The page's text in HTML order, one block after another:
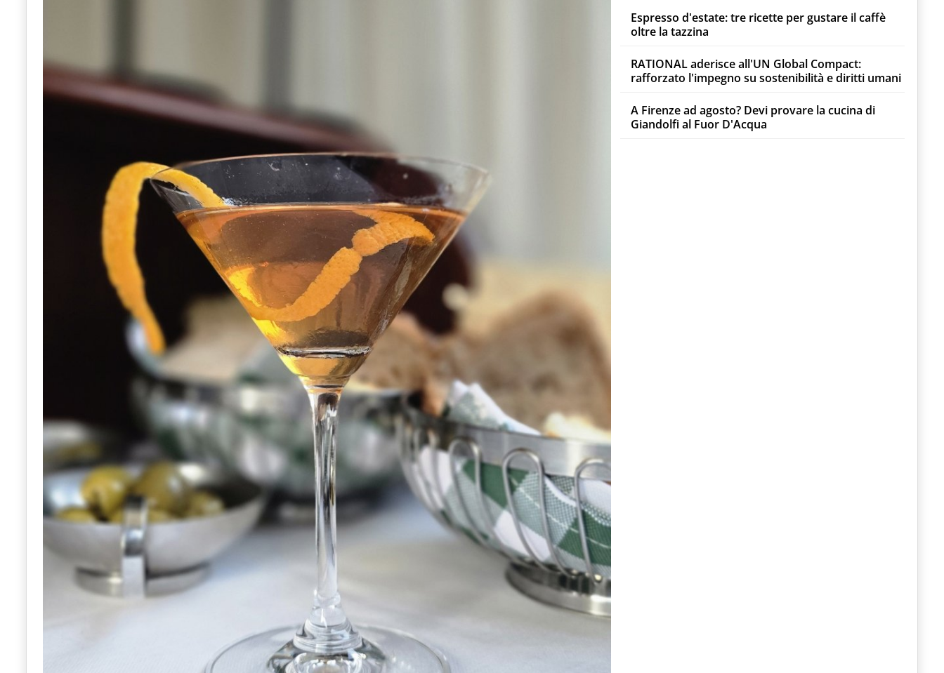
Espresso d'estate: tre ricette per gustare il caffè
oltre la tazzina
RATIONAL aderisce all'UN Global Compact:
rafforzato l'impegno su sostenibilità e diritti umani
A Firenze ad agosto? Devi provare la cucina di
Giandolfi al Fuor D'Acqua